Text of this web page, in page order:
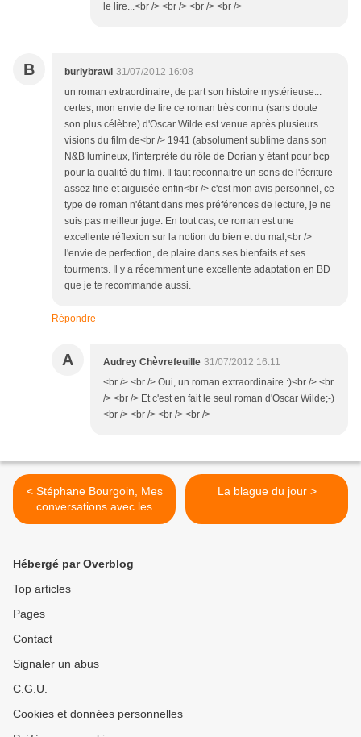
le lire...<br /> <br /> <br /> <br />
B burlybrawl 31/07/2012 16:08
un roman extraordinaire, de part son histoire mystérieuse...
certes, mon envie de lire ce roman très connu (sans doute
son plus célèbre) d'Oscar Wilde est venue après plusieurs
visions du film de<br /> 1941 (absolument sublime dans son
N&B lumineux, l'interprète du rôle de Dorian y étant pour bcp
pour la qualité du film). Il faut reconnaitre un sens de l'écriture
assez fine et aiguisée enfin<br /> c'est mon avis personnel, ce
type de roman n'étant dans mes préférences de lecture, je ne
suis pas meilleur juge. En tout cas, ce roman est une
excellente réflexion sur la notion du bien et du mal,<br />
l'envie de perfection, de plaire dans ses bienfaits et ses
tourments. Il y a récemment une excellente adaptation en BD
que je te recommande aussi.
Répondre
A Audrey Chèvrefeuille 31/07/2012 16:11
<br /> <br /> Oui, un roman extraordinaire :)<br /> <br
/> <br /> Et c'est en fait le seul roman d'Oscar Wilde;-)
<br /> <br /> <br /> <br />
< Stéphane Bourgoin, Mes
conversations avec les
tueurs, Grasset, 2012.
La blague du jour >
Hébergé par Overblog
Top articles
Pages
Contact
Signaler un abus
C.G.U.
Cookies et données personnelles